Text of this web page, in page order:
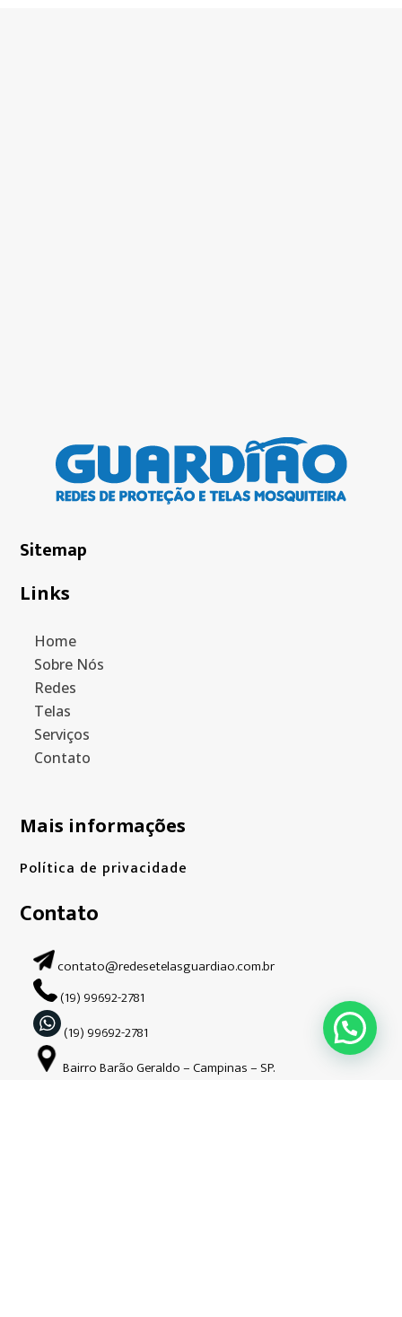
Sitemap
Links
Home
Sobre Nós
Redes
Telas
Serviços
Contato
Mais informações
Política de privacidade
Contato
contato@redesetelasguardiao.com.br
(19) 99692-2781
(19) 99692-2781
Bairro Barão Geraldo – Campinas – SP.